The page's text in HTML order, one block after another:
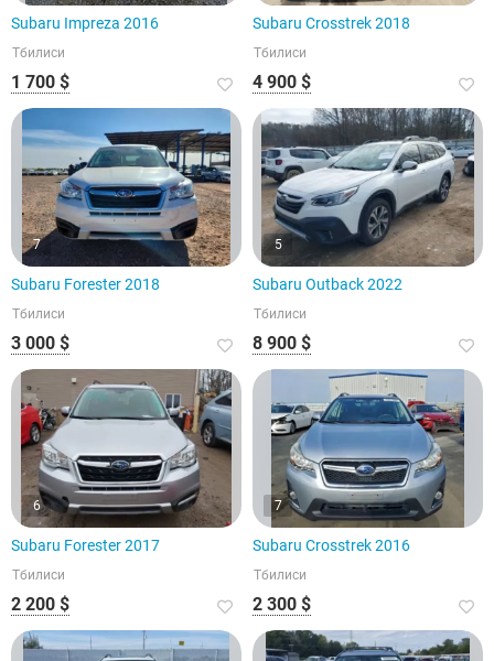
Subaru Impreza 2016
Тбилиси
1 700 $
Subaru Crosstrek 2018
Тбилиси
4 900 $
7
Subaru Forester 2018
Тбилиси
3 000 $
5
Subaru Outback 2022
Тбилиси
8 900 $
6
Subaru Forester 2017
Тбилиси
2 200 $
7
Subaru Crosstrek 2016
Тбилиси
2 300 $